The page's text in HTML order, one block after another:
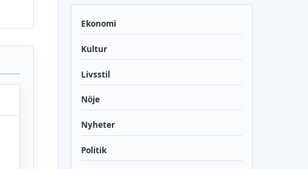
Ekonomi
Kultur
Livsstil
Nöje
Nyheter
Politik